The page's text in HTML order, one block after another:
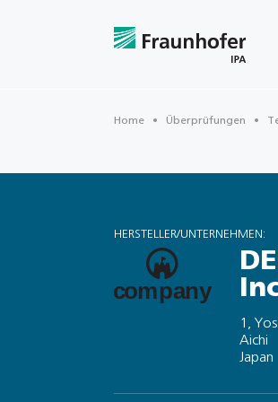
Home Überprüfungen
HERSTELLER/UNTERNEHMEN:
1,
Aichi
Japan